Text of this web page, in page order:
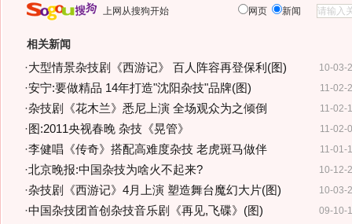
上网从搜狗开始 网页 新闻
相关新闻
10-03-
·大型情景杂技剧《西游记》 百人阵容再登保利(图)
11-02-
·安宁:要做精品 14年打造"沈阳杂技"品牌(图)
11-02-
·杂技剧《花木兰》悉尼上演 全场观众为之倾倒
11-02-
· 图:2011央视春晚 杂技《晃管》
11-01-
·李健唱《传奇》搭配高难度杂技 老虎斑马做伴
10-12-
·北京晚报:中国杂技为啥火不起来?
10-03-
·杂技剧《西游记》4月上演 塑造舞台魔幻大片(图)
09-10-
·中国杂技团首创杂技音乐剧《再见,飞碟》(图)